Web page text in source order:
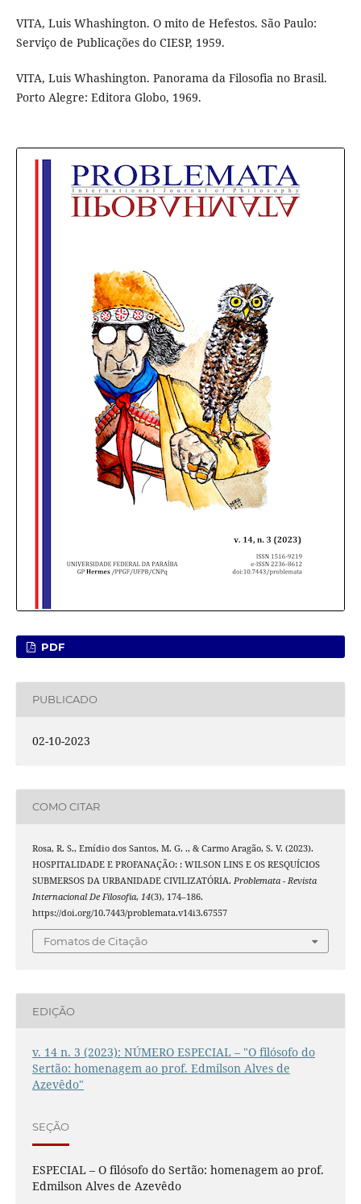
VITA, Luis Whashington. O mito de Hefestos. São Paulo:
Serviço de Publicações do CIESP, 1959.
VITA, Luis Whashington. Panorama da Filosofia no Brasil.
Porto Alegre: Editora Globo, 1969.
PDF
PUBLICADO
02-10-2023
COMO CITAR
Rosa, R. S., Emídio dos Santos, M. G. ., & Carmo Aragão, S. V. (2023).
HOSPITALIDADE E PROFANAÇÃO: : WILSON LINS E OS RESQUÍCIOS
SUBMERSOS DA URBANIDADE CIVILIZATÓRIA. Problemata - Revista
Internacional De Filosofia, 14(3), 174–186.
https://doi.org/10.7443/problemata.v14i3.67557
Fomatos de Citação
EDIÇÃO
v. 14 n. 3 (2023): NÚMERO ESPECIAL – "O filósofo do
Sertão: homenagem ao prof. Edmilson Alves de
Azevêdo"
SEÇÃO
ESPECIAL – O filósofo do Sertão: homenagem ao prof.
Edmilson Alves de Azevêdo